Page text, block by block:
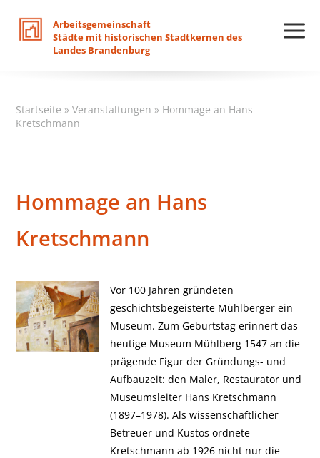
Arbeitsgemeinschaft
Städte mit historischen Stadtkernen des
Landes Brandenburg
Startseite »Veranstaltungen » Hommage an Hans
Kretschmann
Hommage an Hans
Kretschmann
Vor 100 Jahren gründeten
geschichtsbegeisterte Mühlberger ein
Museum. Zum Geburtstag erinnert das
heutige Museum Mühlberg 1547 an die
prägende Figur der Gründungs- und
Aufbauzeit: den Maler, Restaurator und
Museumsleiter Hans Kretschmann
(1897–1978). Als wissenschaftlicher
Betreuer und Kustos ordnete
Kretschmann ab 1926 nicht nur die